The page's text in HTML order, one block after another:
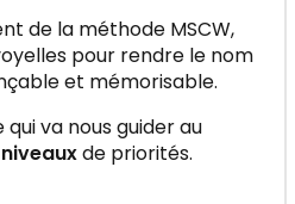
de la méthode MSCW,
pour rendre le nom
et mémorisable.
va nous guider au
de priorités.